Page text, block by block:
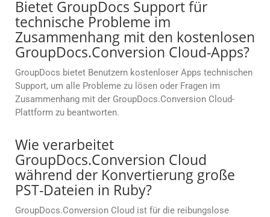
Bietet GroupDocs Support für
technische Probleme im
Zusammenhang mit den kostenlosen
GroupDocs.Conversion Cloud-Apps?
GroupDocs bietet Benutzern kostenloser Apps technischen
Support, um alle Probleme zu lösen oder Fragen im
Zusammenhang mit der GroupDocs.Conversion Cloud-
Plattform zu beantworten.
Wie verarbeitet
GroupDocs.Conversion Cloud
während der Konvertierung große
PST-Dateien in Ruby?
GroupDocs.Conversion Cloud ist für die reibungslose